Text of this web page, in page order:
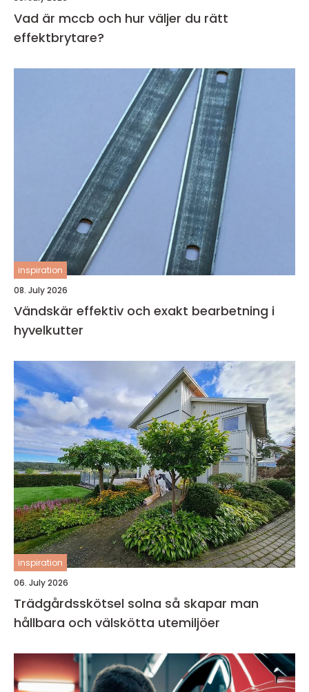
Vad är mccb och hur väljer du rätt
effektbrytare?
inspiration
08. July 2026
Vändskär effektiv och exakt bearbetning i
hyvelkutter
inspiration
06. July 2026
Trädgårdsskötsel solna så skapar man
hållbara och välskötta utemiljöer